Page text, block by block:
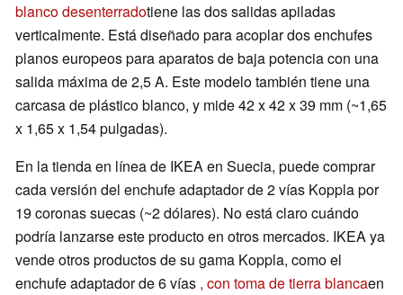
blanco desenterradotiene las dos salidas apiladas
verticalmente. Está diseñado para acoplar dos enchufes
planos europeos para aparatos de baja potencia con una
salida máxima de 2,5 A. Este modelo también tiene una
carcasa de plástico blanco, y mide 42 x 42 x 39 mm (~1,65
x 1,65 x 1,54 pulgadas).
En la tienda en línea de IKEA en Suecia, puede comprar
cada versión del enchufe adaptador de 2 vías Koppla por
19 coronas suecas (~2 dólares). No está claro cuándo
podría lanzarse este producto en otros mercados. IKEA ya
vende otros productos de su gama Koppla, como el
enchufe adaptador de 6 vías , con toma de tierra blancaen